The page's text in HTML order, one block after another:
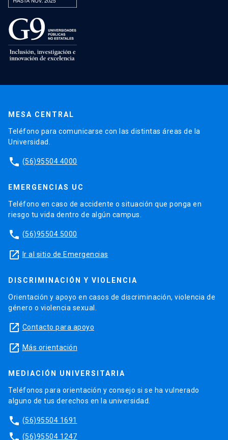
MESA CENTRAL
Teléfono para comunicarse con las distintas áreas de la
Universidad.
phone (56)95504 4000
EMERGENCIAS UC
Teléfono en caso de accidente o situación que ponga en
riesgo tu vida dentro de algún campus.
phone (56)95504 5000
launch Ir al sitio de Emergencias
DISCRIMINACIÓN Y VIOLENCIA
Orientación y apoyo en casos de discriminación, violencia de
género o violencia sexual.
launch Contacto para apoyo
launch Más orientación
MEDIACIÓN UNIVERSITARIA
Teléfonos para orientación y consejo si se ha vulnerado
alguno de tus derechos en la universidad.
phone (56)95504 1691
phone (56)95504 1247